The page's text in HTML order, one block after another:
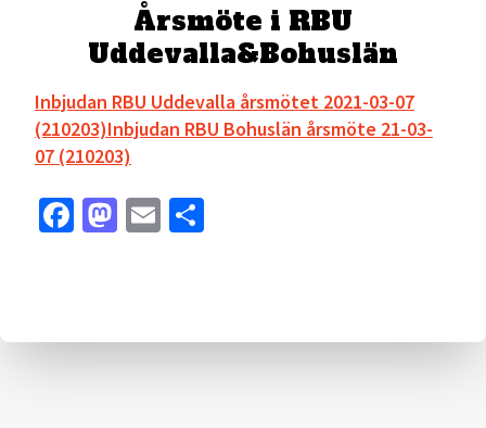
Årsmöte i RBU
Uddevalla&Bohuslän
Inbjudan RBU Uddevalla årsmötet 2021-03-07
(210203)Inbjudan RBU Bohuslän årsmöte 21-03-
07 (210203)
Facebook
Mastodon
Email